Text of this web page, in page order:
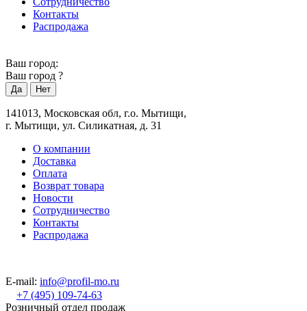
Контакты
Распродажа
Ваш город:
Ваш город ?
141013, Московская обл, г.о. Мытищи,
г. Мытищи, ул. Силикатная, д. 31
О компании
Доставка
Оплата
Возврат товара
Новости
Сотрудничество
Контакты
Распродажа
E-mail: info@profil-mo.ru
+7 (495) 109-74-63
Розничный отдел продаж